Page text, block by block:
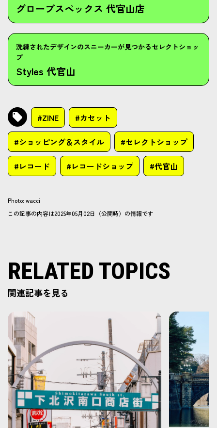
グローブスペックス 代官山店
洗練されたデザインのスニーカーが見つかるセレクトショッ
プ
Styles 代官山
#ZINE #カセット
#ショッピング＆スタイル #セレクトショップ
#レコード #レコードショップ #代官山
Photo: wacci
この記事の内容は2025年05月02日（公開時）の情報です
RELATED TOPICS
関連記事を見る